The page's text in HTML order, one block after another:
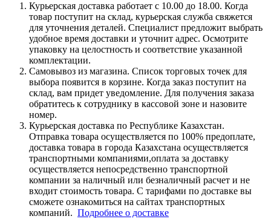
Курьерская доставка работает с 10.00 до 18.00. Когда
товар поступит на склад, курьерская служба свяжется
для уточнения деталей. Специалист предложит выбрать
удобное время доставки и уточнит адрес. Осмотрите
упаковку на целостность и соответствие указанной
комплектации.
Самовывоз из магазина. Список торговых точек для
выбора появится в корзине. Когда заказ поступит на
склад, вам придет уведомление. Для получения заказа
обратитесь к сотруднику в кассовой зоне и назовите
номер.
Курьерская доставка по Республике Казахстан.
Отправка товара осуществляется по 100% предоплате,
доставка товара в города Казахстана осуществляется
транспортными компаниями,оплата за доставку
осуществляется непосредственно транспортной
компании за наличный или безналичный расчет и не
входит стоимость товара. С тарифами по доставке вы
сможете ознакомиться на сайтах транспортных
компаний. Подробнее о доставке